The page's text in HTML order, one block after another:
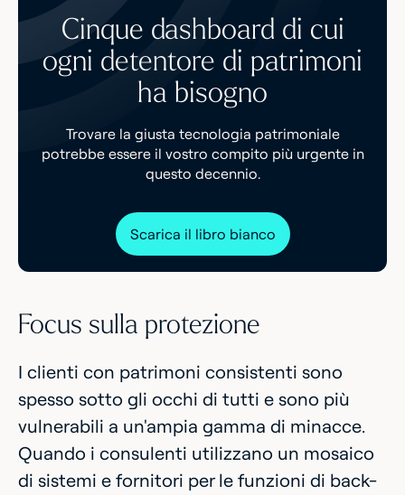
Cinque dashboard di cui
ogni detentore di patrimoni
ha bisogno
Trovare la giusta tecnologia patrimoniale
potrebbe essere il vostro compito più urgente in
questo decennio.
Scarica il libro bianco
Focus sulla protezione
I clienti con patrimoni consistenti sono
spesso sotto gli occhi di tutti e sono più
vulnerabili a un'ampia gamma di minacce.
Quando i consulenti utilizzano un mosaico
di sistemi e fornitori per le funzioni di back-